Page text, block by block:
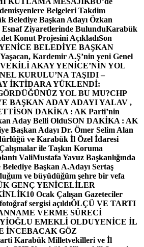
Belgeleri Takdim
Belediye Başkan Adayı Özkan
Esnaf Ziyaretlerinde BulunduKarabük
Konut Projesini AçıkladıSon
BELEDİYE BAŞKAN
Kardemir A.Ş’nin yeni Genel
AKAY YENİCE’NİN YOL
KURULU’NA TAŞIDI –
İKTİDARA YÜKLENDİ:
YOL BU MU?CHP
BAŞKAN ADAY ADAYI YALAV ,
SON DAKİKA : AK Parti’nin
Aday Belli OlduSON DAKİKA : AK
Başkan Adayı Dr. Ömer Selim Alan
ve Karabük İl Özel İdaresi
ile Taşkın Koruma
ValiMustafa Yavuz Başkanlığında
Başkan A.Adayı Sertaş
ve büyüdüğüm şehre bir vefa
GENÇ YENİCELİLER
10 Ocak Çalışan Gazeteciler
sergisi açıldıÖLÇÜ VE TARTI
VERME SÜRECİ
EMEKLİ OLDUYENİCE İL
İNCEBACAK GÖZ
Karabük Milletvekilleri ve İl